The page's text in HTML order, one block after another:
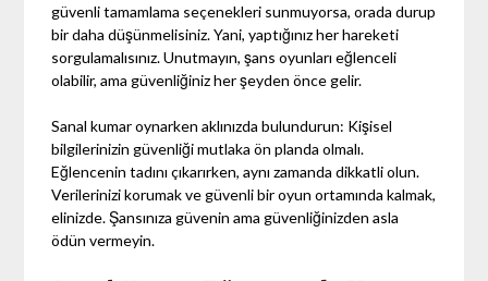
güvenli tamamlama seçenekleri sunmuyorsa, orada durup
bir daha düşünmelisiniz. Yani, yaptığınız her hareketi
sorgulamalısınız. Unutmayın, şans oyunları eğlenceli
olabilir, ama güvenliğiniz her şeyden önce gelir.
Sanal kumar oynarken aklınızda bulundurun: Kişisel
bilgilerinizin güvenliği mutlaka ön planda olmalı.
Eğlencenin tadını çıkarırken, aynı zamanda dikkatli olun.
Verilerinizi korumak ve güvenli bir oyun ortamında kalmak,
elinizde. Şansınıza güvenin ama güvenliğinizden asla
ödün vermeyin.